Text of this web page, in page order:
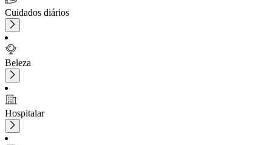
Cuidados diários
Beleza
Hospitalar